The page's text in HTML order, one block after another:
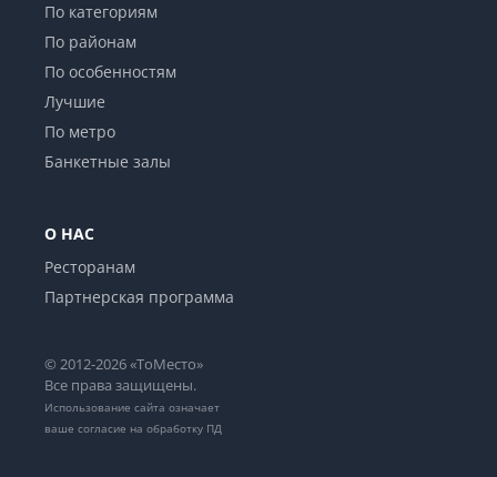
По категориям
По районам
По особенностям
Лучшие
По метро
Банкетные залы
О НАС
Ресторанам
Партнерская программа
© 2012-2026 «ТоМесто»
Все права защищены.
Использование сайта означает
ваше согласие на обработку ПД